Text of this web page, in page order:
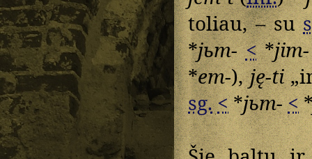
toliau, – su
*jьm- <*jim-
*em-),ję-ti
sg.<*jьm-<